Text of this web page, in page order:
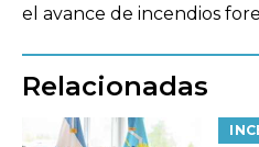
el avance de incendios
Relacionadas